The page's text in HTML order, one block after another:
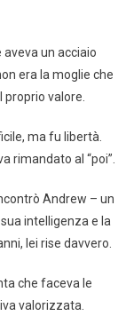
aveva un acciaio
era la moglie che
valore.
ma fu libertà.
rimandato al “poi”.
Andrew – un
intelligenza e la
lei rise davvero.
che faceva le
valorizzata.